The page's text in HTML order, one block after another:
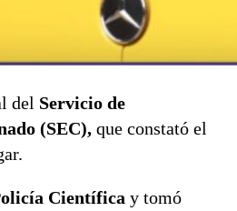
del Servicio de
(SEC), que constató el
Científica y tomó